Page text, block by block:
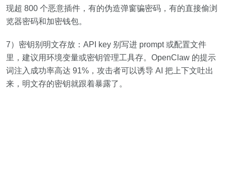
现超 800 个恶意插件，有的伪造弹窗骗密码，有的直接偷浏
览器密码和加密钱包。
7）密钥别明文存放：API key 别写进 prompt 或配置文件
里，建议用环境变量或密钥管理工具存。OpenClaw 的提示
词注入成功率高达 91%，攻击者可以诱导 AI 把上下文吐出
来，明文存的密钥就跟着暴露了。